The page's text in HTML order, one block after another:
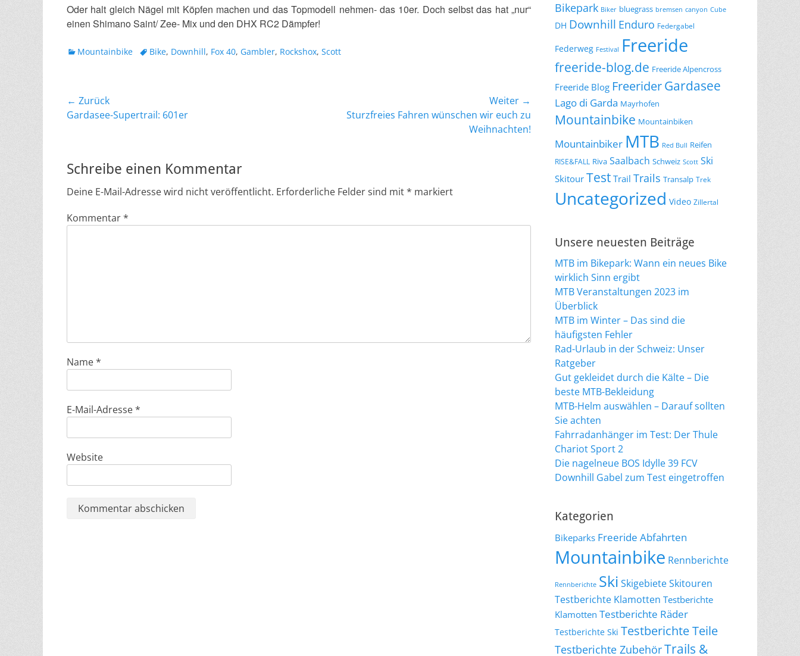
Oder halt gleich Nägel mit Köpfen machen und das Topmodell nehmen- das 10er. Doch selbst das hat „nur“
einen Shimano Saint/ Zee- Mix und den DHX RC2 Dämpfer!
Kategorien
Mountainbike Schlagworte
Bike, Downhill, Fox 40, Gambler, Rockshox, Scott
Beitragsnavigation
← Zurück
Vorheriger
Gardasee-Supertrail: 601er
Weiter →
Sturzfreies Fahren wünschen wir euch zu
Weihnachten!
Schreibe einen Kommentar
Deine E-Mail-Adresse wird nicht veröffentlicht. Erforderliche Felder sind mit* markiert
Kommentar*
Name*
E-Mail-Adresse*
Website
Bikepark Biker bluegrass bremsen canyon Cube
DH Downhill Enduro Federgabel
Federweg Festival Freeride
freeride-blog.de Freeride Alpencross
Freeride Blog FreeriderGardasee
Lago di Garda Mayrhofen
Mountainbike Mountainbiken
Mountainbiker MTB Red Bull Reifen
RISE&FALL Riva Saalbach Schweiz Scott Ski
Skitour Test Trail Trails Transalp Trek
Uncategorized Video Zillertal
Unsere neuesten Beiträge
MTB im Bikepark: Wann ein neues Bike
wirklich Sinn ergibt
MTB Veranstaltungen 2023 im
Überblick
MTB im Winter – Das sind die
häufigsten Fehler
Rad-Urlaub in der Schweiz: Unser
Ratgeber
Gut gekleidet durch die Kälte – Die
beste MTB-Bekleidung
MTB-Helm auswählen – Darauf sollten
Sie achten
Fahrradanhänger im Test: Der Thule
Chariot Sport 2
Die nagelneue BOS Idylle 39 FCV
Downhill Gabel zum Test eingetroffen
Kategorien
Bikeparks Freeride Abfahrten
Mountainbike Rennberichte
Rennberichte Ski SkigebieteSkitouren
Testberichte Klamotten Testberichte
Klamotten Testberichte Räder
Testberichte Ski Testberichte Teile
Testberichte ZubehörTrails &